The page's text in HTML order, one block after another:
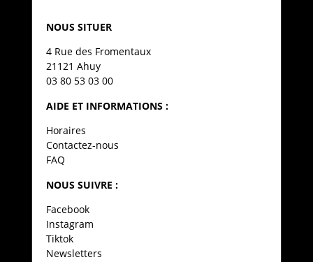
NOUS SITUER
4 Rue des Fromentaux
21121 Ahuy
03 80 53 03 00
AIDE ET INFORMATIONS :
Horaires
Contactez-nous
FAQ
NOUS SUIVRE :
Facebook
Instagram
Tiktok
Newsletters